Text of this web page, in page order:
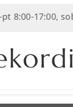
sob 8:00-